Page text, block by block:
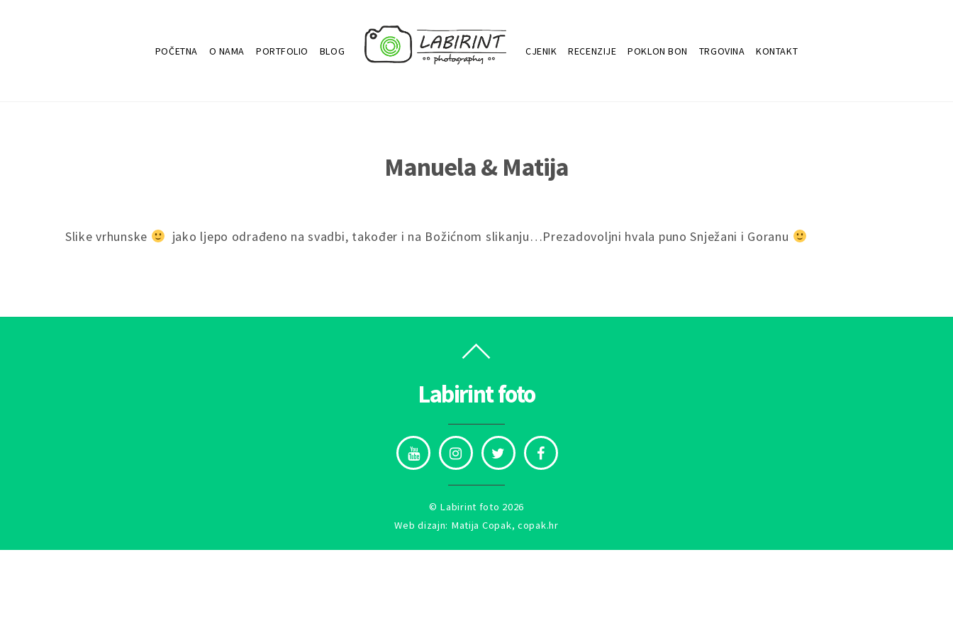
POČETNA O NAMA PORTFOLIO BLOG CJENIK RECENZIJE POKLON BON TRGOVINA KONTAKT
Manuela & Matija
Slike vrhunske jako ljepo odrađeno na svadbi, također i na Božićnom slikanju…Prezadovoljni hvala puno Snježani i Goranu
Labirint foto
© Labirint foto 2026
Web dizajn: Matija Copak, copak.hr